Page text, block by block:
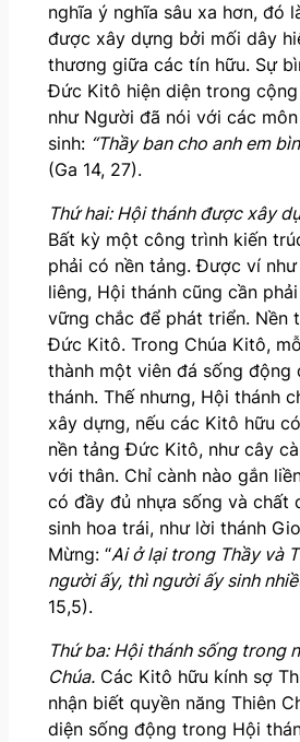
nghĩa ý nghĩa sâu xa hơn, đó
được xây dựng bởi mối dây
thương giữa các tín hữu. Sự
Đức Kitô hiện diện trong
như Người đã nói với các
sinh: “Thầy ban cho anh em
(Ga 14, 27).
Thứ hai: Hội thánh được xây
Bất kỳ một công trình kiến
phải có nền tảng. Được ví
liêng, Hội thánh cũng cần
vững chắc để phát triển. Nền
Đức Kitô. Trong Chúa Kitô,
thành một viên đá sống động
thánh. Thế nhưng, Hội thánh
xây dựng, nếu các Kitô hữu
nền tảng Đức Kitô, như cây
với thân. Chỉ cành nào gắn
có đầy đủ nhựa sống và chất
sinh hoa trái, như lời thánh
Mừng: “Ai ở lại trong Thầy và
người ấy, thì người ấy sinh
15,5).
Thứ ba: Hội thánh sống trong
Chúa.Các Kitô hữu kính sợ
nhận biết quyền năng Thiên
diện sống động trong Hội